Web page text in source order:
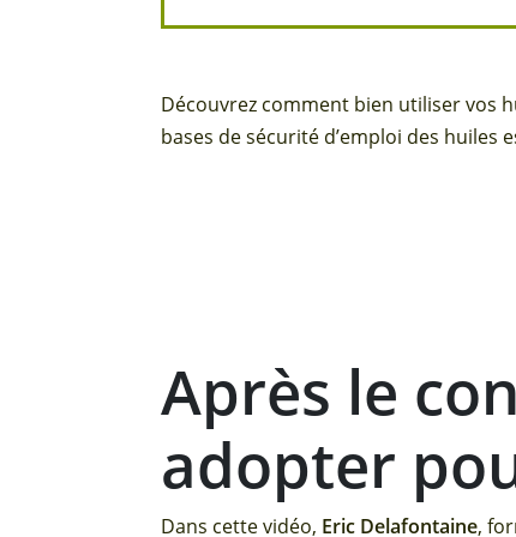
Découvrez comment bien utiliser vos
bases de sécurité d’emploi des huiles
Après le
adopter
Dans cette vidéo, Eric Delafontaine,